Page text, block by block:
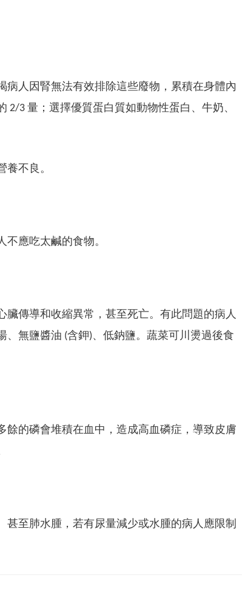
人因腎無法有效排除這些廢物，累積在身體內
3 量；選擇優質蛋白質如動物性蛋白、牛奶、
不良。
應吃太鹹的食物。
傳導和收縮異常，甚至死亡。有此問題的病人
無鹽醬油 (含鉀)、低鈉鹽。蔬菜可川燙過後食
的磷會堆積在血中，造成高血磷症，導致皮膚
至肺水腫，若有尿量減少或水腫的病人應限制